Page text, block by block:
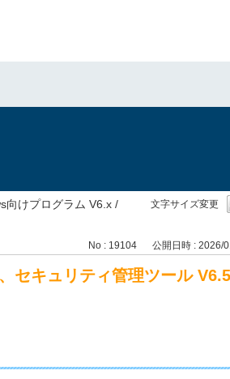
文字サイズ変更
向けプログラム V6.x /
No : 19104 公開日時 : 2026/
セキュリティ管理ツール